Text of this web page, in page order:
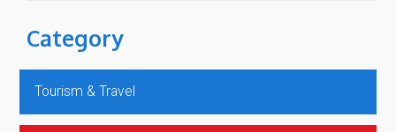
Category
Tourism & Travel